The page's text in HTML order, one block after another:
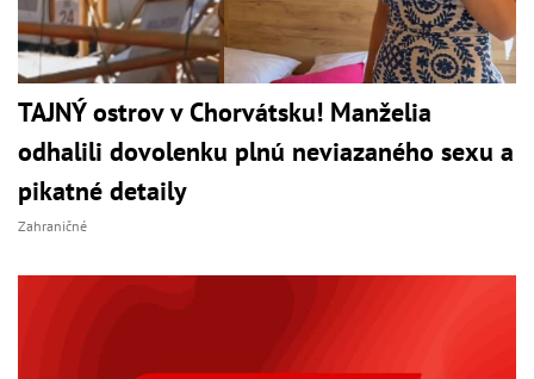
TAJNÝ ostrov v Chorvátsku! Manželia
odhalili dovolenku plnú neviazaného sexu a
pikatné detaily
Zahraničné